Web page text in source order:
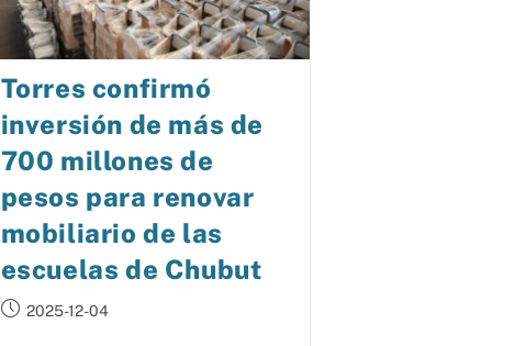
Torres confirmó
inversión de más de
700 millones de
pesos para renovar
mobiliario de las
escuelas de Chubut
2025-12-04